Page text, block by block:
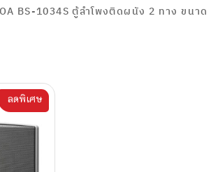
BS-1034S ตู้ลำโพงติดผนัง 2 ทาง ขนาด
ลดพิเศษ